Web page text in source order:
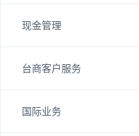
现金管理
台商客户服务
国际业务